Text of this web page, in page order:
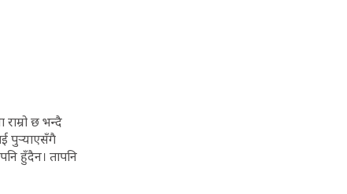
छ भन्दै
पुर्‍याएसँगै
हुँदैन। तापनि